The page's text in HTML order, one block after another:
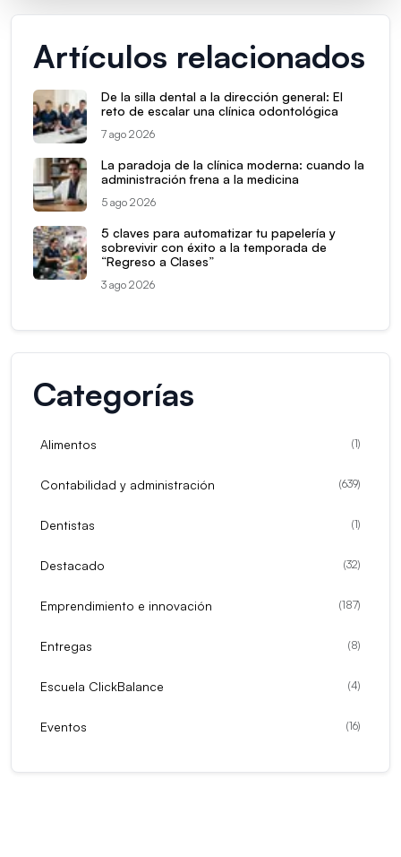
Artículos relacionados
De la silla dental a la dirección general: El
reto de escalar una clínica odontológica
7 ago 2026
La paradoja de la clínica moderna: cuando la
administración frena a la medicina
5 ago 2026
5 claves para automatizar tu papelería y
sobrevivir con éxito a la temporada de
“Regreso a Clases”
3 ago 2026
Categorías
Alimentos (1)
Contabilidad y administración (639)
Dentistas (1)
Destacado (32)
Emprendimiento e innovación (187)
Entregas (8)
Escuela ClickBalance (4)
Eventos (16)